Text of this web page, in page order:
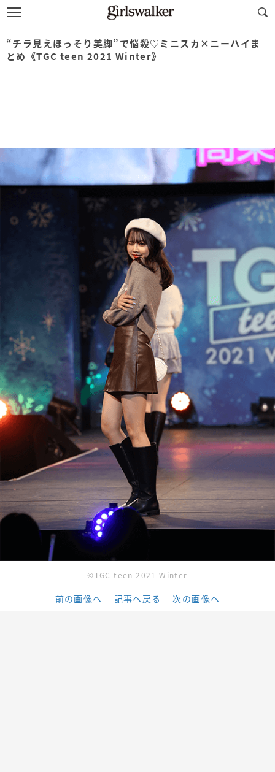
“チラ見えほっそり美脚”で悩殺♡ミニスカ×ニーハイま
とめ《TGC teen 2021 Winter》
©︎TGC teen 2021 Winter
前の画像へ 記事へ戻る 次の画像へ